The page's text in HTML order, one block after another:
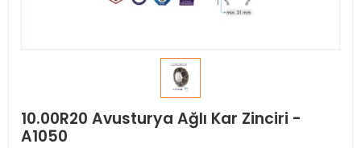
10.00R20 Avusturya Ağlı Kar Zinciri -
A1050